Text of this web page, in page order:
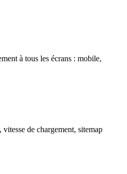
à tous les écrans : mobile,
de chargement, sitemap